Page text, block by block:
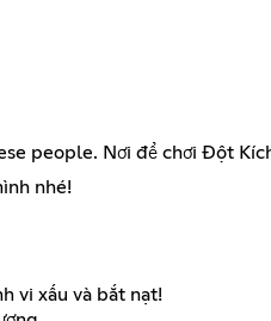
people. Nơi để chơi Đột
nhé!
vi xấu và bắt nạt!